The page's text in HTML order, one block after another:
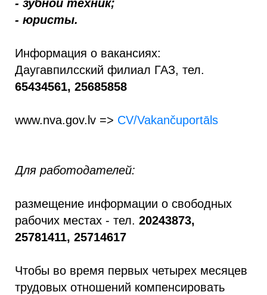
- зубной техник;
- юристы.
Информация о вакансиях:
Даугавпилсский филиал ГАЗ, тел.
65434561, 25685858
www.nva.gov.lv => CV/Vakančuportāls
Для работодателей:
размещение информации о свободных
рабочих местах - тел. 20243873,
25781411, 25714617
Чтобы во время первых четырех месяцев
трудовых отношений компенсировать